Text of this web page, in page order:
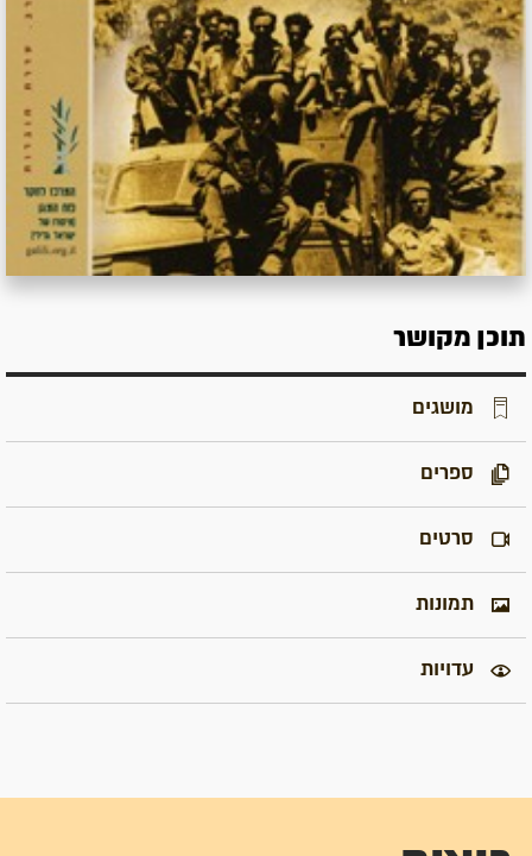
תוכן מקושר
מושגים
ספרים
סרטים
תמונות
עדויות